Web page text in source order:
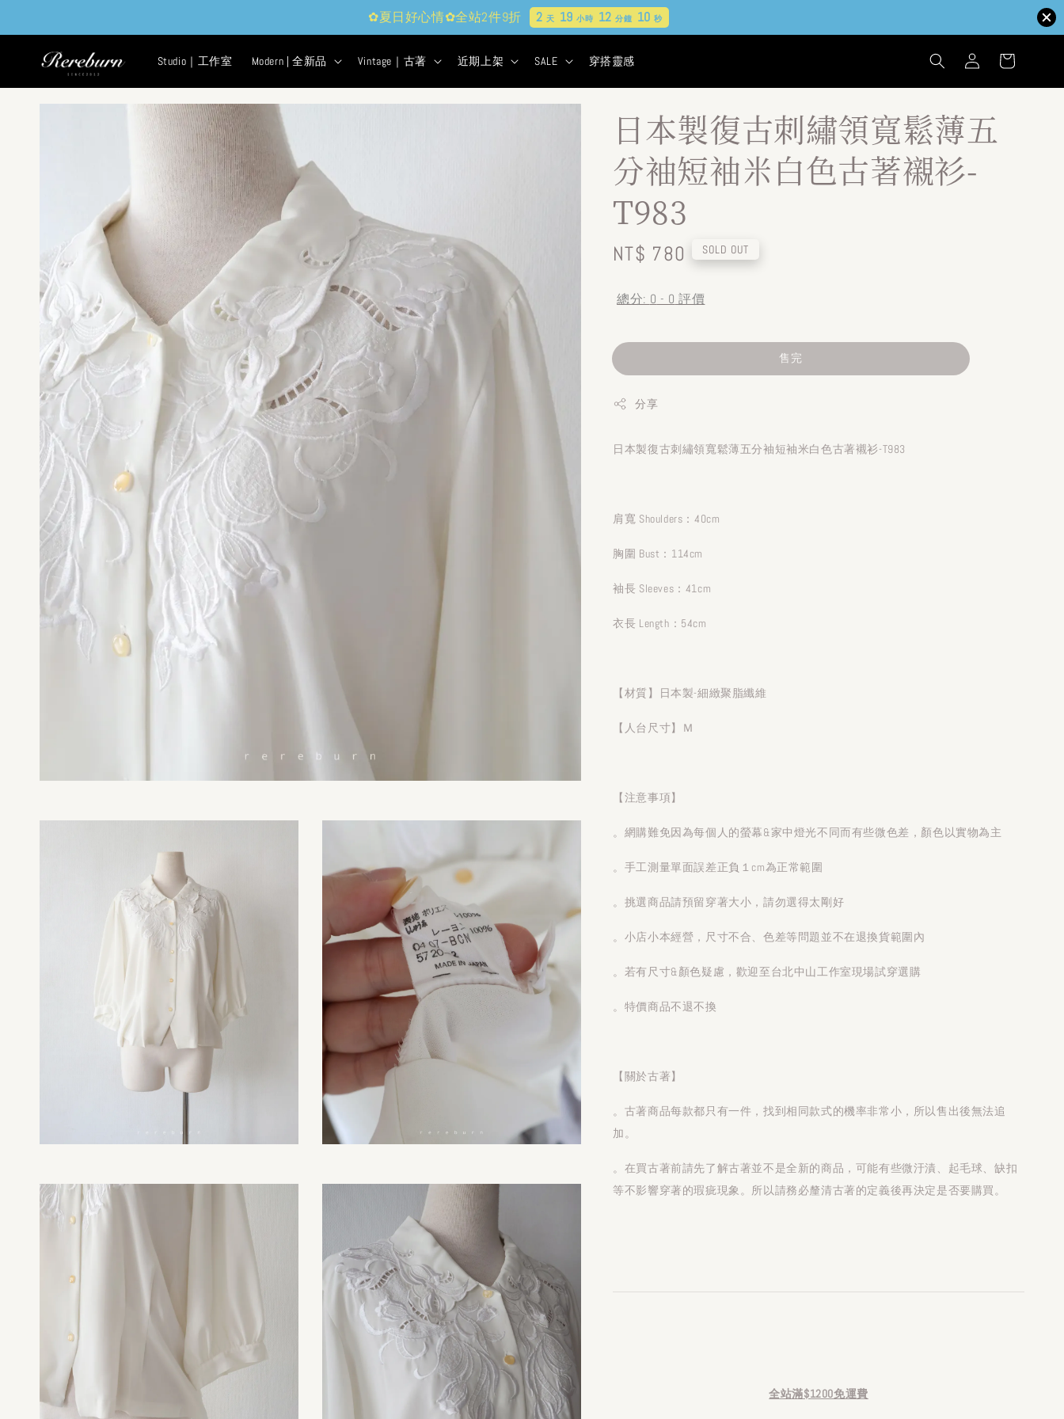
✿夏日好心情✿全站2件9折 2天 19小時 12分鐘 9 秒
Studio｜工作室 Modern | 全新品 Vintage｜古著 近期上架 SALE 穿搭靈感
日本製復古刺繡領寬鬆薄五
分袖短袖米白色古著襯衫-
T983
Regular
NT$ 780 SOLD OUT
總分: 0 - 0 評價
售完
分享
日本製復古刺繡領寬鬆薄五分袖短袖米白色古著襯衫-T983
肩寬 Shoulders：40cm
胸圍 Bust：114cm
袖長 Sleeves：41cm
衣長 Length：54cm
【材質】日本製-細緻聚脂纖維
【人台尺寸】Ｍ
【注意事項】
。網購難免因為每個人的螢幕&家中燈光不同而有些微色差，顏色以實物為主
。手工測量單面誤差正負１cm為正常範圍
。挑選商品請預留穿著大小，請勿選得太剛好
。小店小本經營，尺寸不合、色差等問題並不在退換貨範圍內
。若有尺寸&顏色疑慮，歡迎至台北中山工作室現場試穿選購
。特價商品不退不換
【關於古著】
。古著商品每款都只有一件，找到相同款式的機率非常小，所以售出後無法追
加。
。在買古著前請先了解古著並不是全新的商品，可能有些微汙漬、起毛球、缺扣
等不影響穿著的瑕疵現象。所以請務必釐清古著的定義後再決定是否要購買。
全站滿$1200免運費